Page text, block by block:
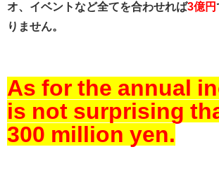
オ、イベントなど全てを合わせれば3億円
りません。
As for the annual
is not surprising
300 million yen.